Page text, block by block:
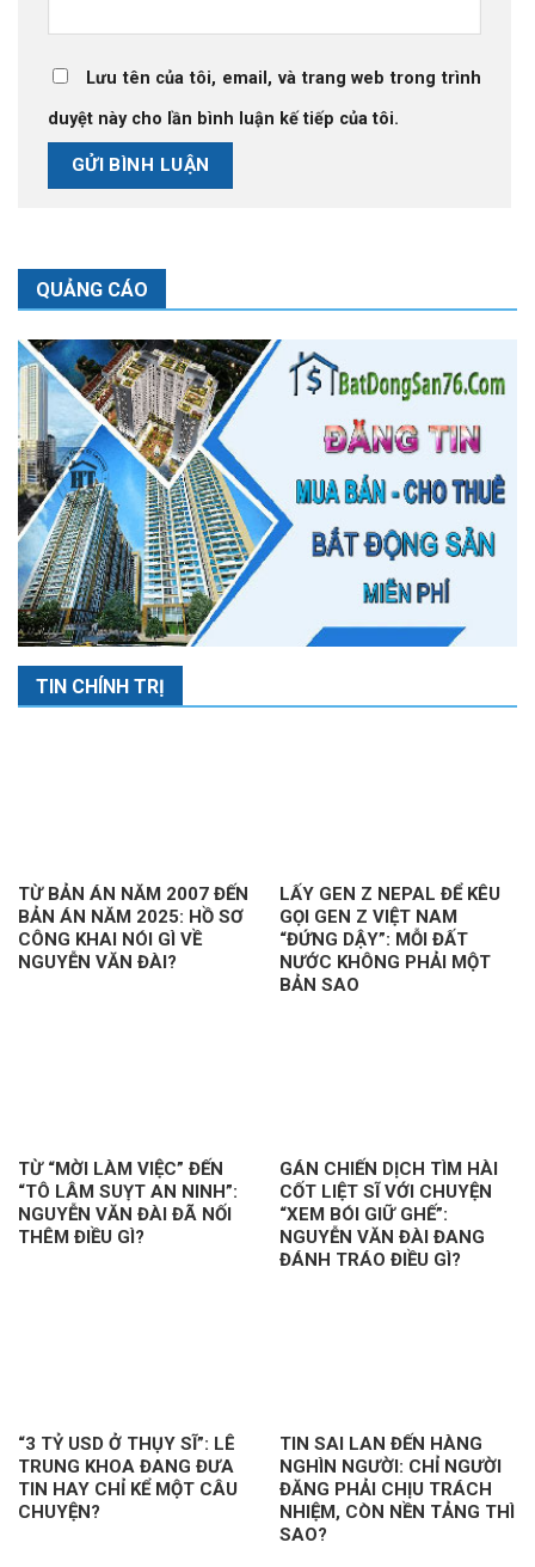
Lưu tên của tôi, email, và trang web trong trình
duyệt này cho lần bình luận kế tiếp của tôi.
QUẢNG CÁO
TIN CHÍNH TRỊ
TỪ BẢN ÁN NĂM 2007 ĐẾN
BẢN ÁN NĂM 2025: HỒ SƠ
CÔNG KHAI NÓI GÌ VỀ
NGUYỄN VĂN ĐÀI?
LẤY GEN Z NEPAL ĐỂ KÊU
GỌI GEN Z VIỆT NAM
“ĐỨNG DẬY”: MỖI ĐẤT
NƯỚC KHÔNG PHẢI MỘT
BẢN SAO
TỪ “MỜI LÀM VIỆC” ĐẾN
“TÔ LÂM SUỴT AN NINH”:
NGUYỄN VĂN ĐÀI ĐÃ NỐI
THÊM ĐIỀU GÌ?
GÁN CHIẾN DỊCH TÌM HÀI
CỐT LIỆT SĨ VỚI CHUYỆN
“XEM BÓI GIỮ GHẾ”:
NGUYỄN VĂN ĐÀI ĐANG
ĐÁNH TRÁO ĐIỀU GÌ?
“3 TỶ USD Ở THỤY SĨ”: LÊ
TRUNG KHOA ĐANG ĐƯA
TIN HAY CHỈ KỂ MỘT CÂU
CHUYỆN?
TIN SAI LAN ĐẾN HÀNG
NGHÌN NGƯỜI: CHỈ NGƯỜI
ĐĂNG PHẢI CHỊU TRÁCH
NHIỆM, CÒN NỀN TẢNG THÌ
SAO?